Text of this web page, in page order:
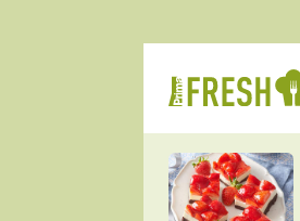
RYCHLOVKY